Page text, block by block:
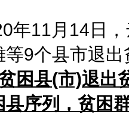
11月14日，
等9个县市退
困县(市)退出
序列，贫困